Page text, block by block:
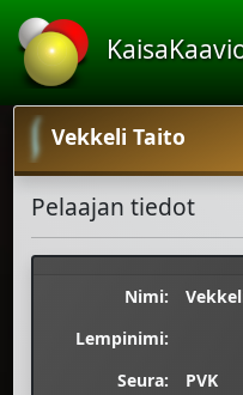
Vekkeli Taito
Pelaajan tiedot
Nimi:
Lempinimi:
Seura:
PVK